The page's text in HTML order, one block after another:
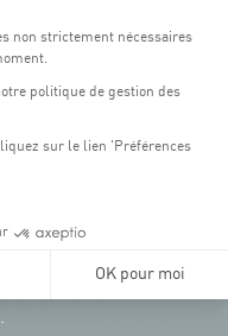
(L-1745)
"Coque"
öffentlichen Verkehrsmittel.